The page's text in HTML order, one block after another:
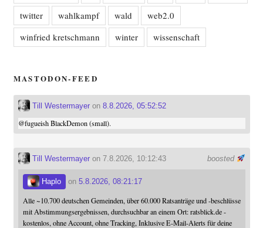
twitter
wahlkampf wald
web2.0
winfried kretschmann
winter wissenschaft
MASTODON-FEED
Till Westermayeron 8.8.2026, 05:52:52
@fugueishBlackDemon (small).
boosted
Till Westermayeron 7.8.2026, 10:12:43
Haplo on 5.8.2026, 08:21:17
Alle ~10.700 deutschen Gemeinden, über 60.000 Ratsanträge und -beschlüsse
mit Abstimmungsergebnissen, durchsuchbar an einem Ort: ratsblick.de -
kostenlos, ohne Account, ohne Tracking, Inklusive E-Mail-Alerts für deine